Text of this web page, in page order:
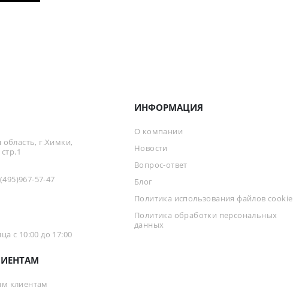
область, г.Химки,
57-47
с 10:00 до 17:00
ИНФОРМАЦИЯ
О компании
Новости
Вопрос-ответ
Блог
Политика использования файлов cookie
Политика обработки персональных
данных
клиентам